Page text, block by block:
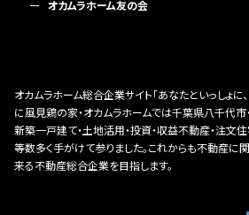
オカムラホーム友の会
オカムラホーム総合企業サイト「あなたといっしょに
に風見鶏の家・オカムラホームでは千葉県八千代市
新築一戸建て・土地活用・投資・収益不動産・注文
等数多く手がけて参りました。これからも不動産に
来る不動産総合企業を目指します。